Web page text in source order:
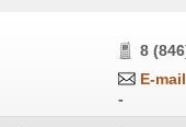
8
E-
-